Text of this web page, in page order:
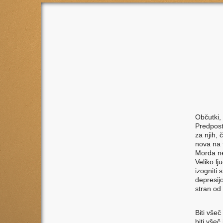
Občutki,
za njih,
nova na
Morda
Veliko
izogniti
stran od
Biti